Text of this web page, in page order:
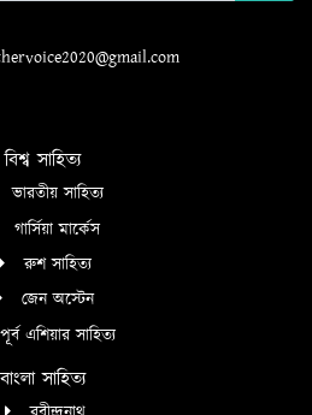
বিশ্ব সাহিত্য
ভারতীয় সাহিত্য
গার্সিয়া মার্কেস
রুশ সাহিত্য
জেন অস্টেন
পূর্ব এশিয়ার সাহিত্য
বাংলা সাহিত্য